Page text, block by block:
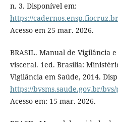
n. 3. Disponível em:
https://
Acesso em 25 mar. 2026.
BRASIL. Manual de Vigilância
visceral. 1ed. Brasília:
Vigilância em Saúde, 2014.
https://bvsms.saude.gov.br/
Acesso em: 15 mar. 2026.